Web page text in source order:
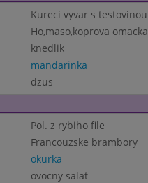
Kureci vyvar s testovinou
Ho,maso,koprova omacka
knedlik
mandarinka
dzus
Pol. z rybiho file
Francouzske brambory
okurka
ovocny salat